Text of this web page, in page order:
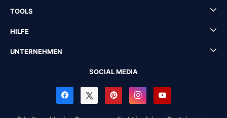
TOOLS
HILFE
UNTERNEHMEN
SOCIAL MEDIA